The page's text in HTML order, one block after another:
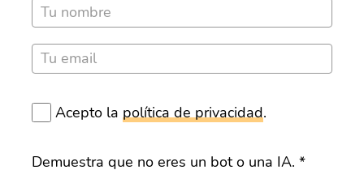
Acepto la política de privacidad.
Demuestra que no eres un bot o una IA. *